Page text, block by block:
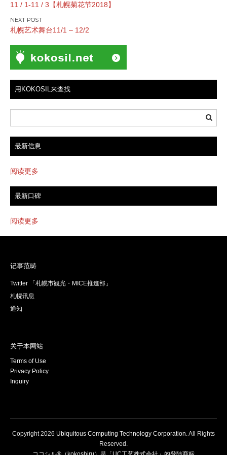
章
导
航
11 / 1-11 / 3【札幌菊花节2018】
札幌艺术舞台11/1 – 12/2
用KOKOSIL来查找
最新信息
阅读更多
最新口碑
阅读更多
记事范畴
Twitter 「札幌市観光・MICE推進部」
札幌讯息
通知
关于本网站
Terms of Use
Privacy Policy
Inquiry
Copyright2026 Ubiquitous Computing Technology Corporation. All Rights
Reserved.